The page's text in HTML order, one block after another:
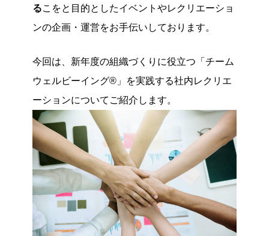
るこをと目的としたイベントやレクリエーショ
ンの企画・運営をお手伝いしております。
今回は、新年度の組織づくりに役立つ「チーム
ウェルビーイング®」を実践する社内レクリエ
ーションについてご紹介します。